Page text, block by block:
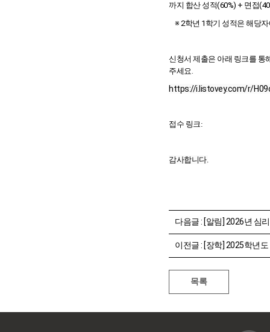
까지 합산 성적(60%) + 면접
※ 2학년 1학기 성적은 해당
신청서 제출은 아래 링크를 통
주세요.
https://i.listovey.com/r/
접수 링크:
감사합니다.
다음글 : [알림] 2026년 심리학과 전과
이전글 : [장학] 2025학년도 2학기 자기추천장